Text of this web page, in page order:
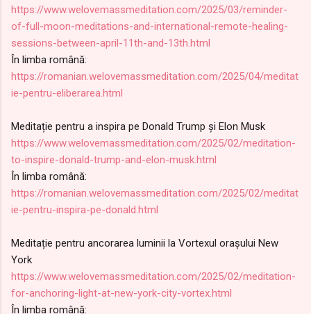
https://www.welovemassmeditation.com/2025/03/reminder-
of-full-moon-meditations-and-international-remote-healing-
sessions-between-april-11th-and-13th.html
În limba română:
https://romanian.welovemassmeditation.com/2025/04/meditat
ie-pentru-eliberarea.html
Meditație pentru a inspira pe Donald Trump și Elon Musk
https://www.welovemassmeditation.com/2025/02/meditation-
to-inspire-donald-trump-and-elon-musk.html
În limba română:
https://romanian.welovemassmeditation.com/2025/02/meditat
ie-pentru-inspira-pe-donald.html
Meditație pentru ancorarea luminii la Vortexul orașului New
York
https://www.welovemassmeditation.com/2025/02/meditation-
for-anchoring-light-at-new-york-city-vortex.html
În limba română: